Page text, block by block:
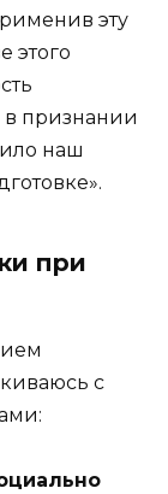
эту
этого
в признании
наш
при
с